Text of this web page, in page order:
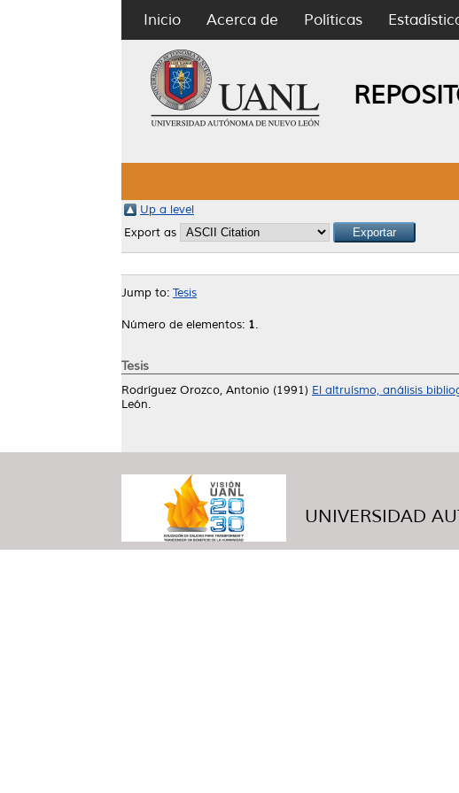
Inicio Acerca de Políticas
Up a level
Export as
Jump to: Tesis
Número de elementos: 1.
Tesis
Rodríguez Orozco, Antonio (1991) El altruísmo, análisis
León.
UNIVERSIDAD